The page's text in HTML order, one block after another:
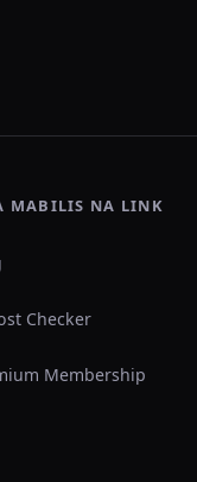
MABILIS NA LINK
Checker
Membership